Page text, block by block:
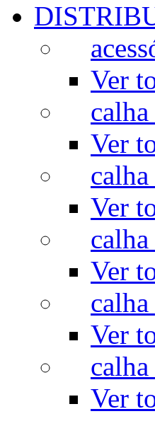
Ver
Ver
Ver
Ver
Ver
Ver